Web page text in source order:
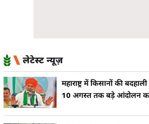
लेटेस्ट न्यूज़
महाराष्ट्र में किसानों की
10 अगस्त तक बड़े आंदोलन